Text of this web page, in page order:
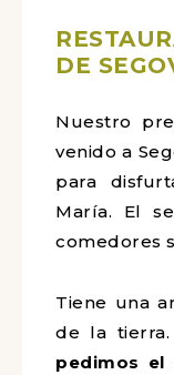
DE
Nuestro
venido a
para
María. El
comedores
Tiene una
de la
pedimos el